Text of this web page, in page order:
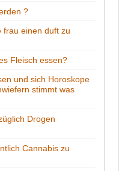
?
frau einen duft zu
Fleisch essen?
und sich Horoskope
stimmt was
Drogen
Cannabis zu